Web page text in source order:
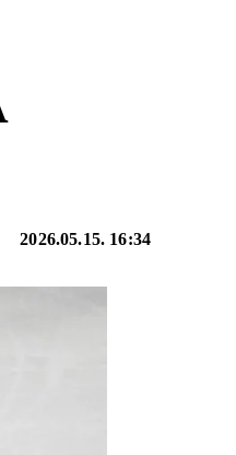
2026.05.15. 16:34